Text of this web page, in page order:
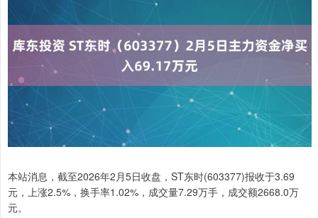
本站消息，截至2026年2月5日收盘，ST东时(603377)报收于3.69
元，上涨2.5%，换手率1.02%，成交量7.29万手，成交额2668.0万
元。